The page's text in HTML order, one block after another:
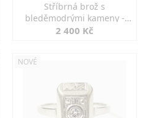
Stříbrná brož s
bleděmodrými kameny -
jemná elegance
2 400 Kč
NOVÉ